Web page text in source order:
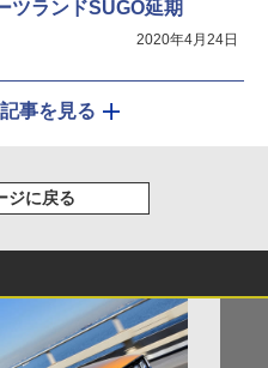
ツランドSUGO延期
2020年4月24日
事を見る
ジに戻る